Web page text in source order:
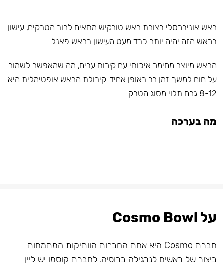
ראש אוניברסלי בצורת ראש טורקיש מתאים לרוב הטבקים, עישון
בראש הזה יהיה יותר כבד מעט מעישון בראש פאנל.
הראש מיוצר מחימר איכותי עם קירות עבים, מה שמאפשר לשמור
על חום למשך זמן רב באופן אחיד. קיבולת הראש אופטימלית היא
8-12 גרם תלוי מסוג הטבק.
מה בערכה
על Cosmo Bowl
חברת Cosmo היא אחת החברות הוותיקות המתמחות
ביצור של ראשים לנרגילה ברוסיה. לחברת קוסמו יש ליין